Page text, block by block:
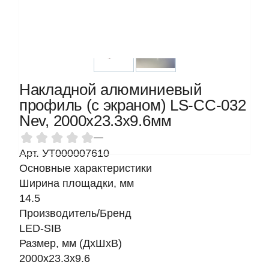
Накладной алюминиевый
профиль (с экраном) LS-СС-032
Nev, 2000х23.3х9.6мм
—
Арт. УТ000007610
Основные характеристики
Ширина площадки, мм
14.5
Производитель/Бренд
LED-SIB
Размер, мм (ДхШхВ)
2000х23.3х9.6